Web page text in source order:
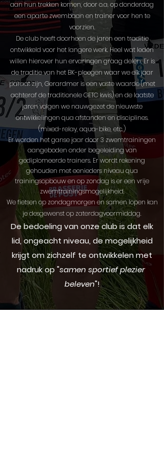
aan hun trekken komen, door o.a. op donderdag
een aparte zwembaan en trainer voor hen te
voorzien.
De club heeft doorheen de jaren een traditie
ontwikkeld voor het langere werk. Heel wat leden
willen hierover hun ervaringen graag delen. Er is
de traditie van het BK-ploegen waar we elk jaar
paraat zijn, Gerardmer is een vaste waarde (met
achteraf de traditionele GETC kwis) en de laatste
jaren volgen we nauwgezet de nieuwste
ontwikkelingen qua afstanden en disciplines.
(mixed-relay, aqua-bike, etc.)
Er worden het ganse jaar door 3 zwemtrainingen
aangeboden onder begeleiding van
gediplomeerde trainers. Er wordt rekening
gehouden met eenieders niveau qua
trainingsopbouw en op zondag is er een vrije
zwemtrainingsmogelijkheid.
We fietsen op zondagmorgen en samen lopen kan
je desgewenst op zaterdagvoormiddag.
De bedoeling van onze club is dat elk
lid, ongeacht niveau, de mogelijkheid
krijgt om zichzelf te ontwikkelen met
nadruk op"samen sportief plezier
beleven"!